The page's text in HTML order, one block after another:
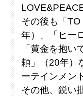
その後も「
年）、「ヒー
「黄金を抱
頼」（20年）
ーテインメン
その他、鋭い